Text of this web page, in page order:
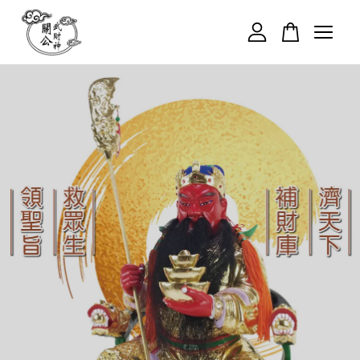
您的購物車目前還是空的。
繼續購物